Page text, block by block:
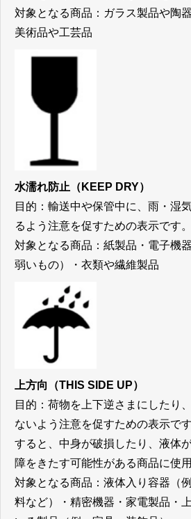
対象となる商品：ガラス製品や陶
美術品や工芸品
水濡れ防止 （KEEP DRY）
目的：輸送中や保管中に、雨・湿
るよう注意を促すための表示です。
対象となる商品：紙製品・電子機
弱いもの）・衣類や繊維製品
上方向（THIS SIDE UP）
目的：荷物を上下逆さまにしたり
ないよう注意を促すための表示で
すると、中身が破損したり、液体
障をきたす可能性がある商品に使
対象となる商品： 液体入り容器（
料など）・精密機器・家電製品・